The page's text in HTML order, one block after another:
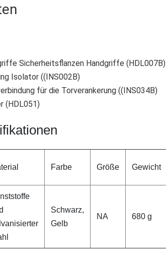
Sicherheitsflanzen Handgriffe (HDL007B)
Isolator ((INS002B)
für die Torverankerung ((INS034B)
(HDL051)
Farbe Größe Gewicht
Schwarz,
Gelb
NA 680 g